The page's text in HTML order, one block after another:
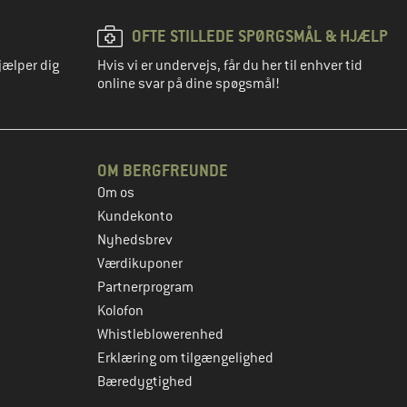
dig
OFTE STILLEDE SPØRGSMÅL & HJÆLP
Hvis vi er undervejs, får du her til enhver tid
online svar på dine spøgsmål!
OM BERGFREUNDE
Om os
Kundekonto
Nyhedsbrev
Værdikuponer
Partnerprogram
Kolofon
Whistleblowerenhed
Erklæring om tilgængelighed
Bæredygtighed